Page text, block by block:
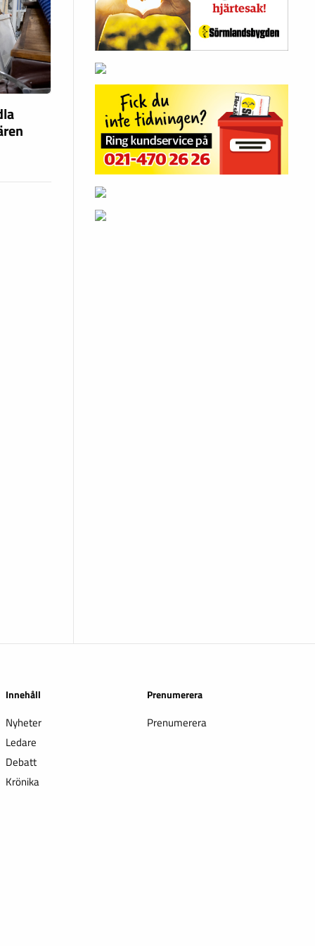
Innehåll
Nyheter
Ledare
Debatt
Krönika
Prenumerera
Prenumerera